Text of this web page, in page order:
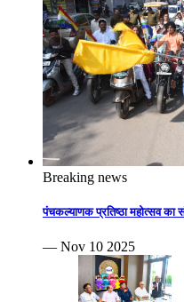
Breaking news
पंचकल्याणक प्रतिष्ठा महोत्सव
— Nov 10 2025